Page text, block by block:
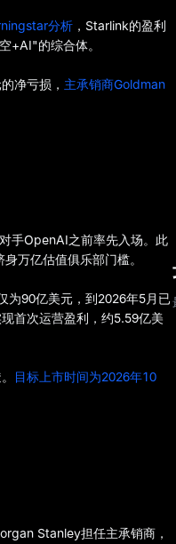
分析 ，Starlink的盈利
+AI"的综合体。
净亏损， 主承销商Goldman
手OpenAI之前率先入场。此
万亿估值俱乐部门槛。
为90亿美元，到2026年5月已
首次运营盈利，约5.59亿美
目标上市时间为2026年10
Stanley担任主承销商，